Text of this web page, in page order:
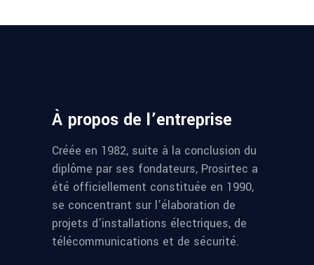
À propos de l’entreprise
Créée en 1982, suite à la conclusion du
diplôme par ses fondateurs, Prosirtec a
été officiellement constituée en 1990,
se concentrant sur l’élaboration de
projets d’installations électriques, de
télécommunications et de sécurité.